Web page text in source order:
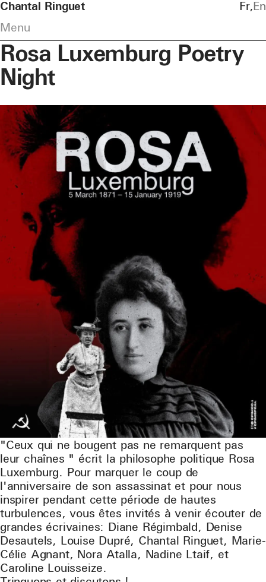
Chantal Ringuet
Menu
Fr En
Rosa Luxemburg Poetry
Night
"Ceux qui ne bougent pas ne remarquent pas
leur chaînes " écrit la philosophe politique Rosa
Luxemburg. Pour marquer le coup de
l'anniversaire de son assassinat et pour nous
inspirer pendant cette période de hautes
turbulences, vous êtes invités à venir écouter de
grandes écrivaines: Diane Régimbald, Denise
Desautels, Louise Dupré, Chantal Ringuet, Marie-
Célie Agnant, Nora Atalla, Nadine Ltaif, et
Caroline Louisseize.